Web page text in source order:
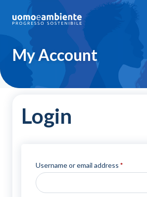
My Account
Login
Username or email address *Required